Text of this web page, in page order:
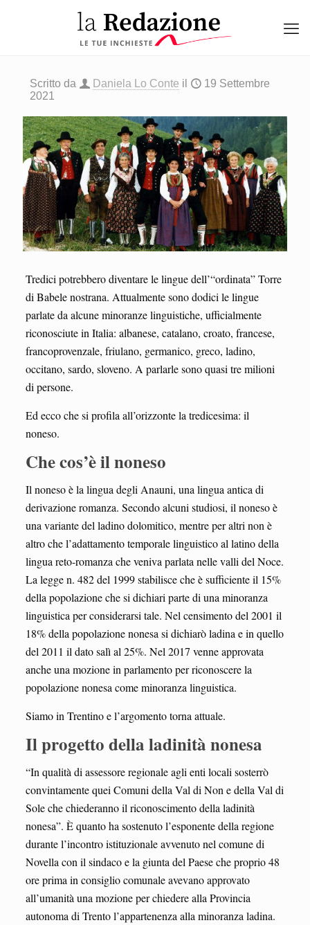
Scritto da Daniela Lo Conte il
19 Settembre
2021
Tredici potrebbero diventare le lingue dell’“ordinata” Torre
di Babele nostrana. Attualmente sono dodici le lingue
parlate da alcune minoranze linguistiche, ufficialmente
riconosciute in Italia: albanese, catalano, croato, francese,
francoprovenzale, friulano, germanico, greco, ladino,
occitano, sardo, sloveno. A parlarle sono quasi tre milioni
di persone.
Ed ecco che si profila all’orizzonte la tredicesima: il
noneso.
Che cos’è il noneso
Il noneso è la lingua degli Anauni, una lingua antica di
derivazione romanza. Secondo alcuni studiosi, il noneso è
una variante del ladino dolomitico, mentre per altri non è
altro che l’adattamento temporale linguistico al latino della
lingua reto-romanza che veniva parlata nelle valli del Noce.
La legge n. 482 del 1999 stabilisce che è sufficiente il 15%
della popolazione che si dichiari parte di una minoranza
linguistica per considerarsi tale. Nel censimento del 2001 il
18% della popolazione nonesa si dichiarò ladina e in quello
del 2011 il dato salì al 25%. Nel 2017 venne approvata
anche una mozione in parlamento per riconoscere la
popolazione nonesa come minoranza linguistica.
Siamo in Trentino e l’argomento torna attuale.
Il progetto della ladinità nonesa
“In qualità di assessore regionale agli enti locali sosterrò
convintamente quei Comuni della Val di Non e della Val di
Sole che chiederanno il riconoscimento della ladinità
nonesa”. È quanto ha sostenuto l’esponente della regione
durante l’incontro istituzionale avvenuto nel comune di
Novella con il sindaco e la giunta del Paese che proprio 48
ore prima in consiglio comunale avevano approvato
all’umanità una mozione per chiedere alla Provincia
autonoma di Trento l’appartenenza alla minoranza ladina.